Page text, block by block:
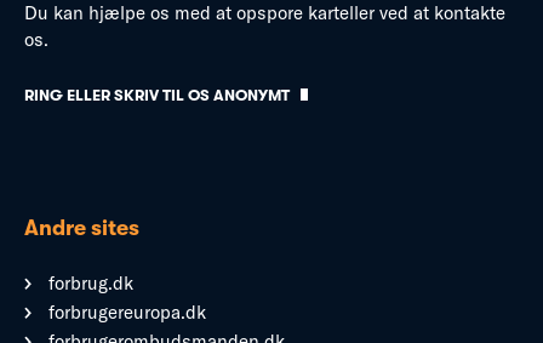
Du kan hjælpe os med at opspore karteller ved at kontakte
os.
RING ELLER SKRIV TIL OS ANONYMT
Andre sites
forbrug.dk
forbrugereuropa.dk